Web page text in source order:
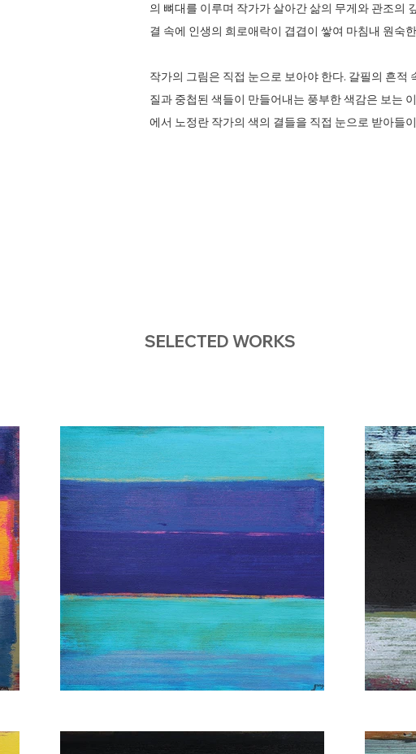
의 뼈대를 이루며 작가가 살아간 삶의 무게와 관조의
결 속에 인생의 희로애락이 겹겹이 쌓여 마침내 원숙
작가의 그림은 직접 눈으로 보아야 한다. 갈필의 흔
질과 중첩된 색들이 만들어내는 풍부한 색감은 보는
에서 노정란 작가의 색의 결들을 직접 눈으로 받아들
SELECTED WORKS